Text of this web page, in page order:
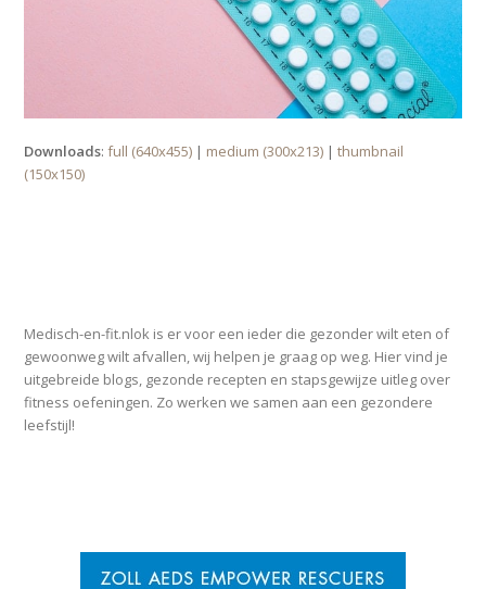
Downloads:full (640x455) | medium (300x213) |thumbnail
(150x150)
Medisch-en-fit.nlok is er voor een ieder die gezonder wilt eten of
gewoonweg wilt afvallen, wij helpen je graag op weg. Hier vind je
uitgebreide blogs, gezonde recepten en stapsgewijze uitleg over
fitness oefeningen. Zo werken we samen aan een gezondere
leefstijl!